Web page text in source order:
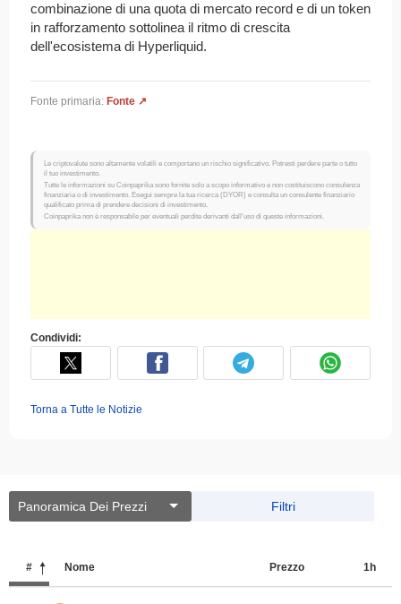
combinazione di una quota di mercato record e di un token
in rafforzamento sottolinea il ritmo di crescita
dell'ecosistema di Hyperliquid.
Fonte primaria: Fonte ↗
Le criptovalute sono altamente volatili e comportano un rischio significativo. Potresti perdere parte o tutto
il tuo investimento.
Tutte le informazioni su Coinpaprika sono fornite solo a scopo informativo e non costituiscono consulenza
finanziaria o di investimento. Esegui sempre la tua ricerca (DYOR) e consulta un consulente finanziario
qualificato prima di prendere decisioni di investimento.
Coinpaprika non è responsabile per eventuali perdite derivanti dall'uso di queste informazioni.
Condividi:
Torna a Tutte le Notizie
Panoramica Dei Prezzi Filtri
# Nome Prezzo 1h